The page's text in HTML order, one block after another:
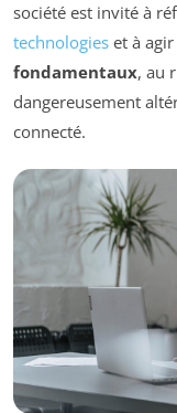
société est invité à
technologies et à
fondamentaux, au
dangereusement
connecté.